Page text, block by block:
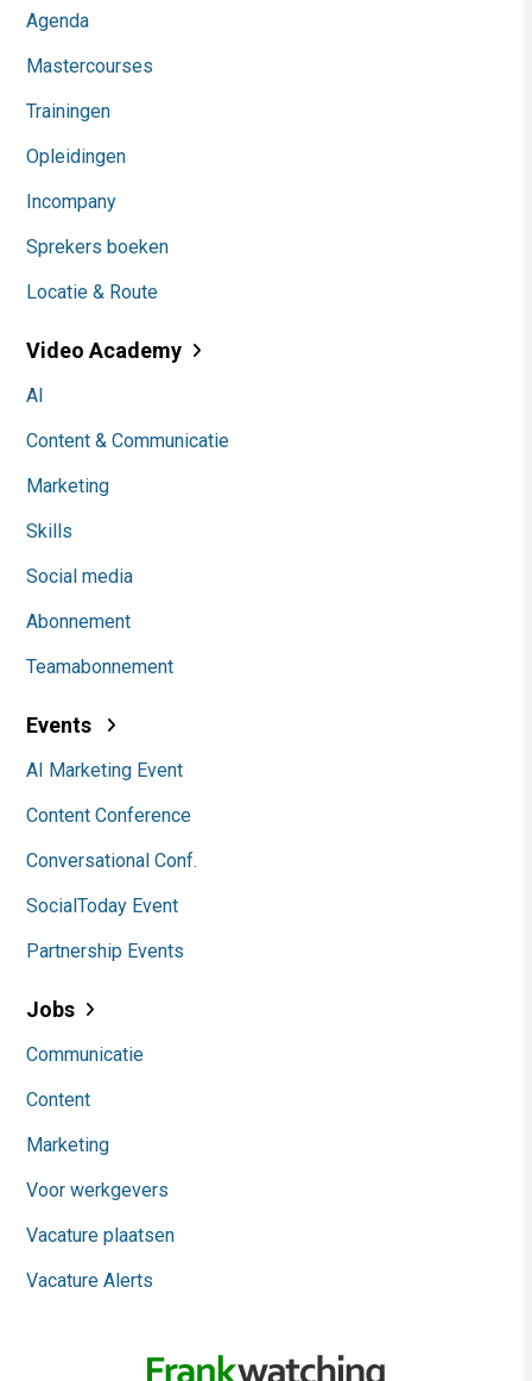
Agenda
Mastercourses
Trainingen
Opleidingen
Incompany
Sprekers boeken
Locatie & Route
Video Academy
AI
Content & Communicatie
Marketing
Skills
Social media
Abonnement
Teamabonnement
Events
AI Marketing Event
Content Conference
Conversational Conf.
SocialToday Event
Partnership Events
Jobs
Communicatie
Content
Marketing
Voor werkgevers
Vacature plaatsen
Vacature Alerts